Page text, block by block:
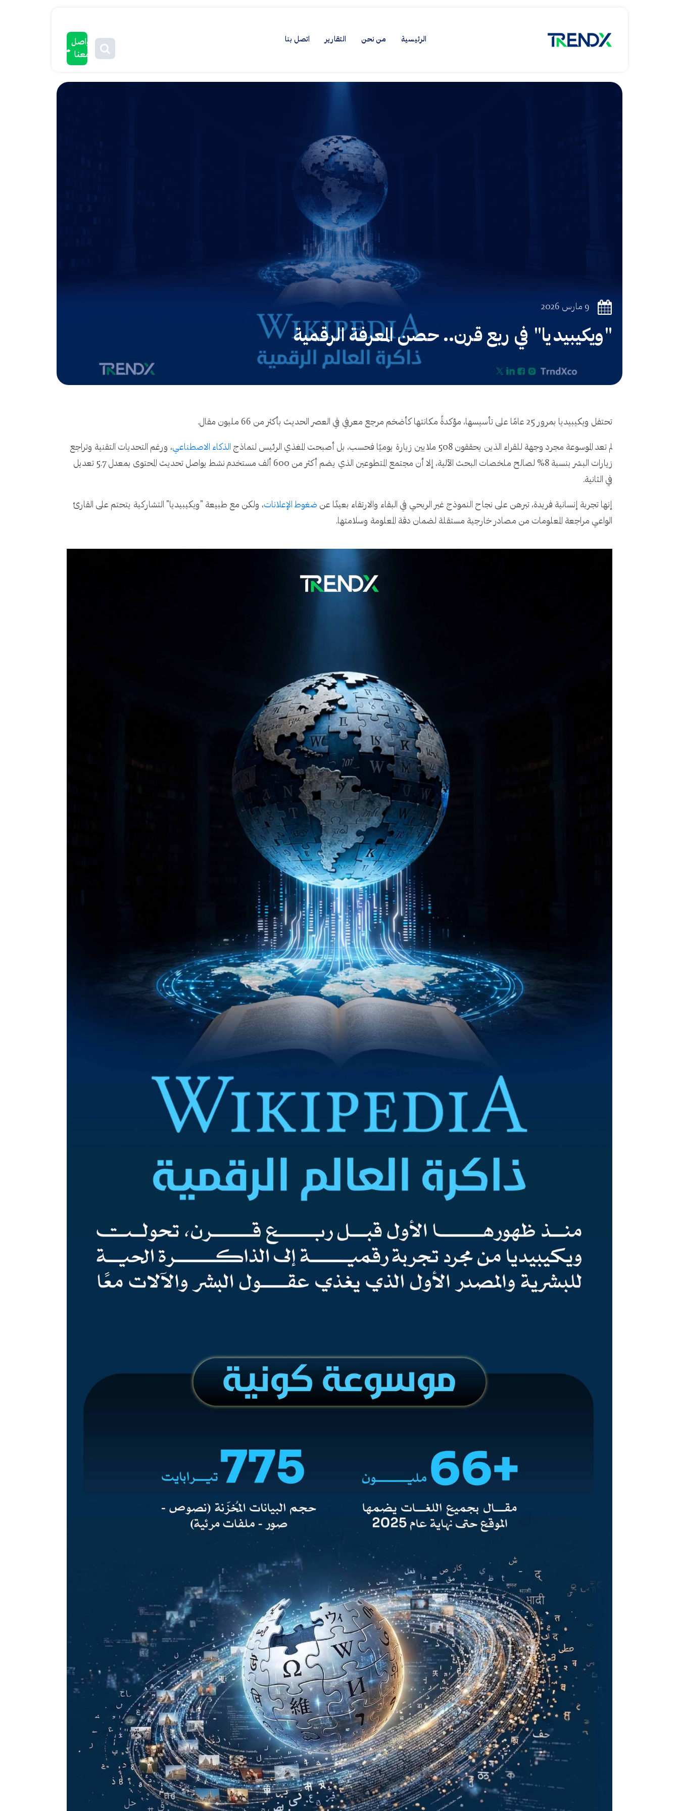
الرئيسية من نحن التقارير اتصل بنا
تواصل
معنا
9 مارس 2026
"ويكيبيديا" في ربع قرن.. حصن المعرفة الرقمية
تحتفل ويكيبيديا بمرور 25 عامًا على تأسيسها، مؤكدةً مكانتها كأضخم مرجع معرفي في العصر الحديث بأكثر من 66 مليون مقال.
لم تعد الموسوعة مجرد وجهة للقراء الذين يحققون 508 ملايين زيارة يوميًا فحسب، بل أصبحت المغذي الرئيس لنماذج الذكاء الاصطناعي، ورغم التحديات التقنية وتراجع
زيارات البشر بنسبة 8% لصالح ملخصات البحث الآلية، إلا أن مجتمع المتطوعين الذي يضم أكثر من 600 ألف مستخدم نشط يواصل تحديث المحتوى بمعدل 5.7 تعديل
في الثانية.
إنها تجربة إنسانية فريدة، تبرهن على نجاح النموذج غير الربحي في البقاء والارتقاء بعيدًا عن ضغوط الإعلانات، ولكن مع طبيعة "ويكيبيديا" التشاركية يتحتم على القارئ
الواعي مراجعة المعلومات من مصادر خارجية مستقلة لضمان دقة المعلومة وسلامتها.